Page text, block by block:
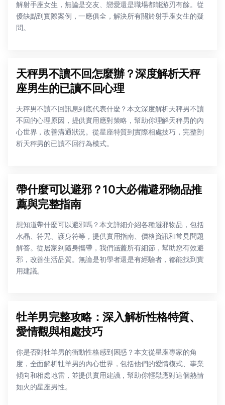
解射手座女生，無論是交友、戀愛還是職場都能游刃有餘。從
優缺點到實際案例，一應俱全，解決所有關於射手座女生的疑
問。
天秤男不讀不回怎麼辦？深度解析天秤
座男生的已讀不回心理
天秤男不讀不回訊息到底代表什麼？本文深度解析天秤男不讀
不回的心理原因，提供實用應對策略，幫助你理解天秤男的內
心世界，改善溝通狀況。從星座特質到實際相處技巧，完整剖
析天秤男的已讀不回行為模式。
帶什麼可以避邪？10大必備避邪物品推
薦與完整指南
想知道帶什麼可以避邪嗎？本文詳細介紹各種避邪物品，包括
水晶、符咒、護身符等，提供實用指南、價格資訊和常見問題
解答。從居家到隨身攜帶，我們涵蓋所有細節，幫助您有效避
邪，改善生活品質。無論是初學者還是有經驗者，都能找到實
用建議。
牡羊男完整攻略：深入解析性格特質、
愛情觀與相處技巧
你是否對牡羊男的衝動性格感到困惑？本文從星座專家的角
度，全面解析牡羊男的內心世界，包括他們的愛情模式、事業
傾向和相處地雷，並提供實用建議，幫助你輕鬆應對這個熱情
如火的星座男性。